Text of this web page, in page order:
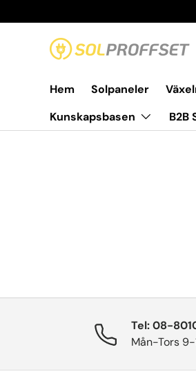
Hoppa till innehållet
Hem Solpaneler
Kunskapsbasen
B2B
Tel: 08-
Mån-Tors 9-